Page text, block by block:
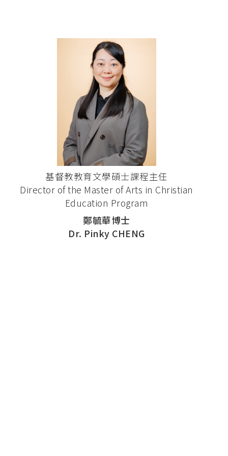
基督教教育文學碩士課程主任
Director of the Master of Arts in Christian
Education Program
鄭毓華博士
Dr. Pinky CHENG